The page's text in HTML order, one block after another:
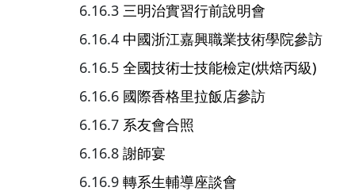
三明治實習行前說明會
中國浙江嘉興職業技術學院參訪
全國技術士技能檢定(烘焙丙級)
國際香格里拉飯店參訪
系友會合照
謝師宴
轉系生輔導座談會